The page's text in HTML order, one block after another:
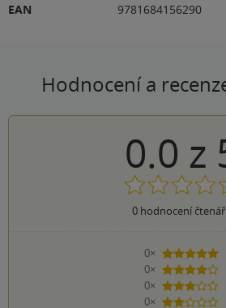
EAN
9781684156290
Hodnocení a
0.0 z
0hodnocení
0×
5
0×
4
0×
3 hvězdičky
0×
2 hvězdičky